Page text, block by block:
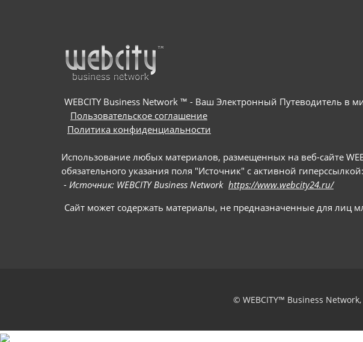
WEBCITY Business Network ™ - Ваш Электронный Путеводитель в
Пользовательское соглашение
Политика конфиденциальности
Использование любых материалов, размещенных на веб-сайте
обязательного указания поля "Источник" с активной гиперссылкой:
- Источник: WEBCITY Business Network https://www.webcity24.ru/
Сайт может содержать материалы, не предназначенные для лиц
© WEBCITY™ Business